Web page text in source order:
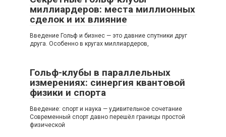
миллиардеров: места миллионных
сделок и их влияние
Введение Гольф и бизнес — это давние спутники друг
друга. Особенно в кругах миллиардеров,
Гольф-клубы в параллельных
измерениях: синергия квантовой
физики и спорта
Введение: спорт и наука — удивительное сочетание
Современный спорт давно перешёл границы простой
физической